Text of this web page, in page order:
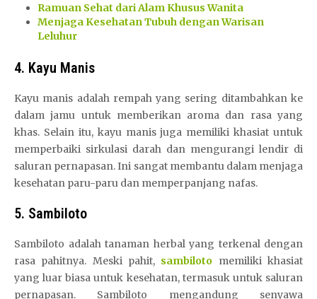
Ramuan Sehat dari Alam Khusus Wanita
Menjaga Kesehatan Tubuh dengan Warisan
Leluhur
4. Kayu Manis
Kayu manis adalah rempah yang sering ditambahkan ke
dalam jamu untuk memberikan aroma dan rasa yang
khas. Selain itu, kayu manis juga memiliki khasiat untuk
memperbaiki sirkulasi darah dan mengurangi lendir di
saluran pernapasan. Ini sangat membantu dalam menjaga
kesehatan paru-paru dan memperpanjang nafas.
5. Sambiloto
Sambiloto adalah tanaman herbal yang terkenal dengan
rasa pahitnya. Meski pahit, sambiloto memiliki khasiat
yang luar biasa untuk kesehatan, termasuk untuk saluran
pernapasan. Sambiloto mengandung senyawa